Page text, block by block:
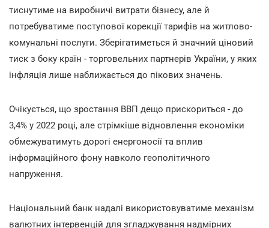
тиснутиме на виробничі витрати бізнесу, але й
потребуватиме поступової корекції тарифів на житлово-
комунальні послуги. Зберігатиметься й значний ціновий
тиск з боку країн - торговельних партнерів України, у яких
інфляція лише наближається до пікових значень.
Очікується, що зростання ВВП дещо прискориться - до
3,4% у 2022 році, але стрімкіше відновлення економіки
обмежуватимуть дорогі енергоносії та вплив
інформаційного фону навколо геополітичного
напруження.
Національний банк надалі використовуватиме механізм
валютних інтервенцій для згладжування надмірних